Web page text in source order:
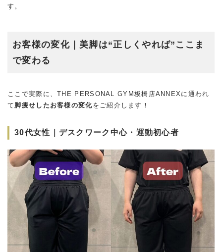
す。
お客様の変化｜美脚は“正しくやれば”ここま
で変わる
ここで実際に、THE PERSONAL GYM板橋店ANNEXに通われ
て 脚痩せしたお客様の変化をご紹介します！
30代女性｜デスクワーク中心・運動初心者